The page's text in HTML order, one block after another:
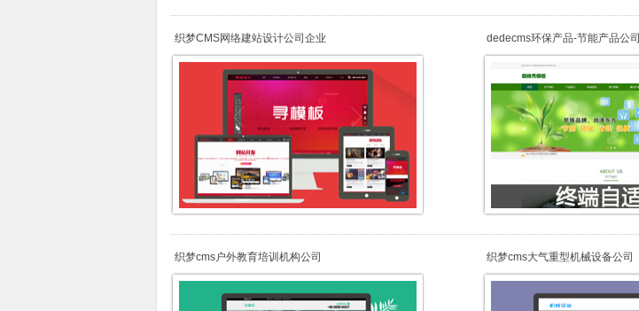
织梦CMS网络建站设计公司企业 dedecms环保产品-节能产品公司
织梦cms户外教育培训机构公司 织梦cms大气重型机械设备公司